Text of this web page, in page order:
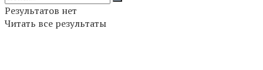
Результатов нет
Читать все результаты